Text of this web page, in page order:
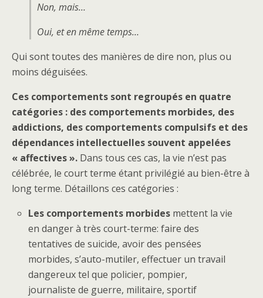
Non, mais…
Oui, et en même temps…
Qui sont toutes des manières de dire non, plus ou
moins déguisées.
Ces comportements sont regroupés en quatre
catégories : des comportements morbides, des
addictions, des comportements compulsifs et des
dépendances intellectuelles souvent appelées
« affectives ». Dans tous ces cas, la vie n’est pas
célébrée, le court terme étant privilégié au bien-être à
long terme. Détaillons ces catégories :
Les comportements morbides mettent la vie
en danger à très court-terme: faire des
tentatives de suicide, avoir des pensées
morbides, s’auto-mutiler, effectuer un travail
dangereux tel que policier, pompier,
journaliste de guerre, militaire, sportif